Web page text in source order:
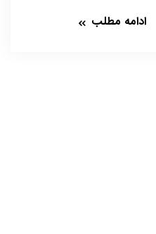
ادامه مطلب